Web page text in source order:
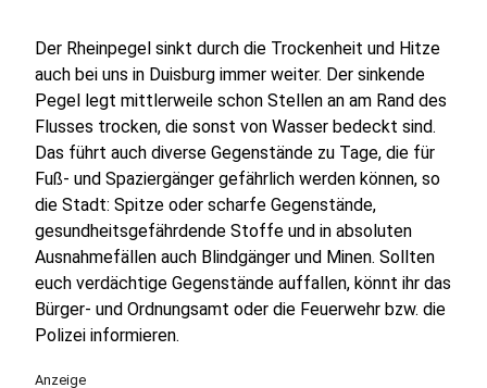
Der Rheinpegel sinkt durch die Trockenheit und Hitze
auch bei uns in Duisburg immer weiter. Der sinkende
Pegel legt mittlerweile schon Stellen an am Rand des
Flusses trocken, die sonst von Wasser bedeckt sind.
Das führt auch diverse Gegenstände zu Tage, die für
Fuß- und Spaziergänger gefährlich werden können, so
die Stadt: Spitze oder scharfe Gegenstände,
gesundheitsgefährdende Stoffe und in absoluten
Ausnahmefällen auch Blindgänger und Minen. Sollten
euch verdächtige Gegenstände auffallen, könnt ihr das
Bürger- und Ordnungsamt oder die Feuerwehr bzw. die
Polizei informieren.
Anzeige